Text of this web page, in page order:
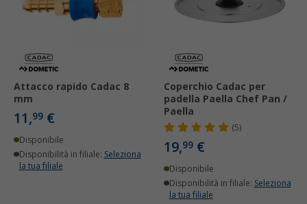
Attacco rapido Cadac 8
mm
11,99 €
Disponibile
Disponibilità in filiale: Seleziona
la tua filiale
Coperchio Cadac per
padella Paella Chef Pan /
Paella
(5)
19,99 €
Disponibile
Disponibilità in filiale: Seleziona
la tua filiale